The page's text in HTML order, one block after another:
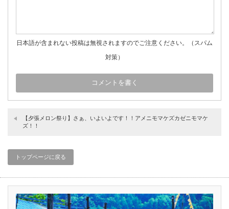
日本語が含まれない投稿は無視されますのでご注意ください。（スパム
対策）
【夕張メロン祭り】さぁ、いよいよです！！アメニモマケズカゼニモマケ
ズ！！
トップページに戻る